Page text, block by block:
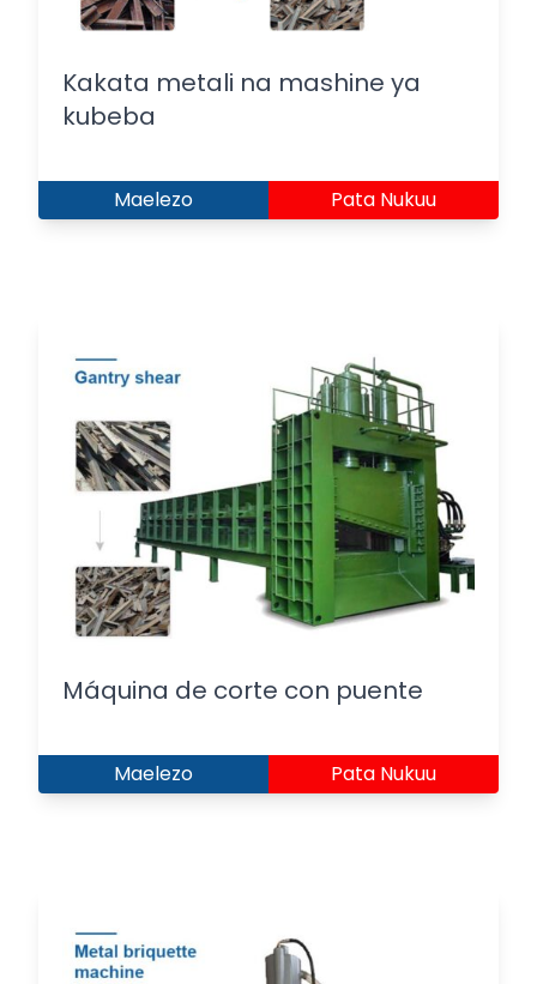
Kakata metali na mashine ya
kubeba
Maelezo Pata Nukuu
Máquina de corte con puente
Maelezo Pata Nukuu